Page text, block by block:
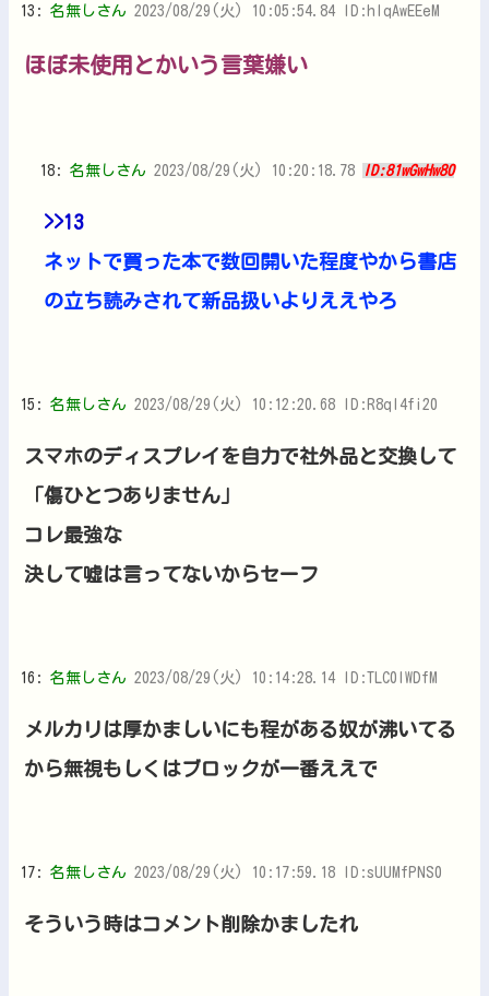
13: 名無しさん 2023/08/29(火) 10:05:54.84 ID:hlqAwEEeM
ほぼ未使用とかいう言葉嫌い
18: 名無しさん 2023/08/29(火) 10:20:18.78 ID:81wGwHw80
>>13
ネットで買った本で数回開いた程度やから書店
の立ち読みされて新品扱いよりええやろ
15: 名無しさん 2023/08/29(火) 10:12:20.68 ID:R8ql4fi20
スマホのディスプレイを自力で社外品と交換して
「傷ひとつありません」
コレ最強な
決して嘘は言ってないからセーフ
16: 名無しさん 2023/08/29(火) 10:14:28.14 ID:TLC0IWDfM
メルカリは厚かましいにも程がある奴が沸いてる
から無視もしくはブロックが一番ええで
17: 名無しさん 2023/08/29(火) 10:17:59.18 ID:sUUMfPNS0
そういう時はコメント削除かましたれ